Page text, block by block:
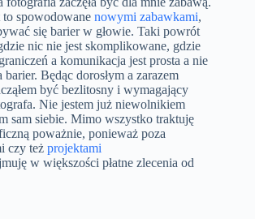
to spowodowane nowymi zabawkami,
się barier w głowie. Taki powrót
nic nie jest skomplikowane, gdzie
a komunikacja jest prosta a nie
Będąc dorosłym a zarazem
być bezlitosny i wymagający
Nie jestem już niewolnikiem
sam siebie. Mimo wszystko traktuję
poważnie, ponieważ poza
czy też projektami
w większości płatne zlecenia od